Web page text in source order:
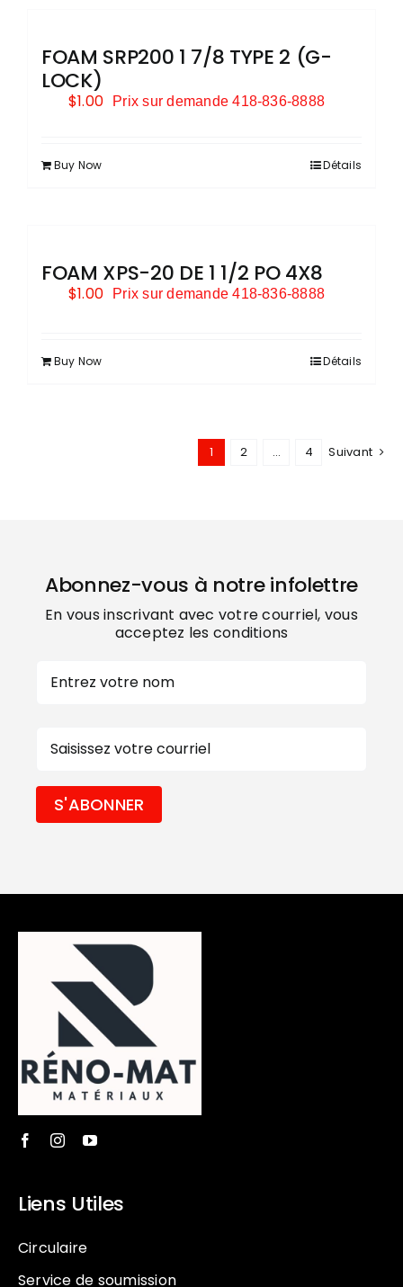
FOAM SRP200 1 7/8 TYPE 2 (G-
LOCK)
$1.00 Prix sur demande 418-836-8888
Buy Now Détails
FOAM XPS-20 DE 1 1/2 PO 4X8
$1.00 Prix sur demande 418-836-8888
Buy Now Détails
1 2 … 4 Suivant
Abonnez-vous à notre infolettre
En vous inscrivant avec votre courriel, vous
acceptez les conditions
mail
S'ABONNER
Liens Utiles
Circulaire
Service de soumission